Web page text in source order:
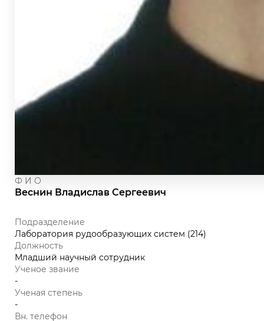
Ф И О
Веснин Владислав Сергеевич
Подразделение
Лаборатория рудообразующих систем (214)
Должность
Младший научный сотрудник
Ученое звание
-
Ученая степень
-
Вн. телефон